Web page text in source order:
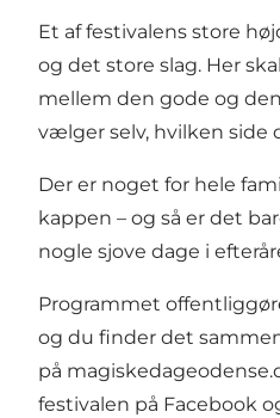
Et af festivalens store
og det store slag. Her
mellem den gode og
vælger selv, hvilken side
Der er noget for hele
kappen – og så er det
nogle sjove dage i
Programmet
og du finder det
på
festivalen på Facebook